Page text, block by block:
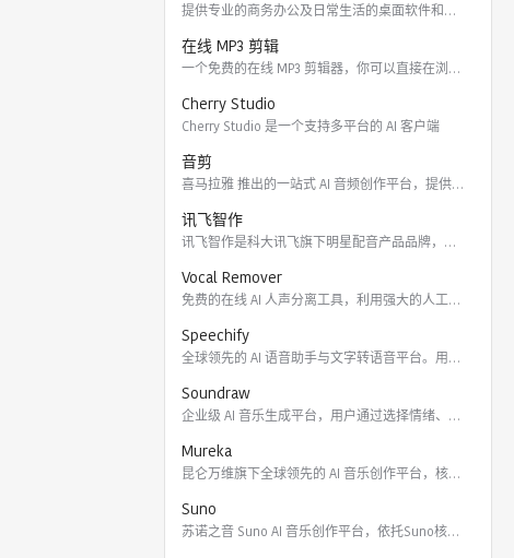
提供专业的商务办公及日常生活的桌面软件和在线应用。 软件涵盖
在线 MP3 剪辑
一个免费的在线 MP3 剪辑器，你可以直接在浏览器里剪切，裁
Cherry Studio
Cherry Studio 是一个支持多平台的 AI 客户端
音剪
喜马拉雅 推出的一站式 AI 音频创作平台，提供云端协作、3
讯飞智作
讯飞智作是科大讯飞旗下明星配音产品品牌，提供合成配音软件、真
Vocal Remover
免费的在线 AI 人声分离工具，利用强大的人工智能算法将歌曲
Speechify
全球领先的 AI 语音助手与文字转语音平台。用户可通过 Ch
Soundraw
企业级 AI 音乐生成平台，用户通过选择情绪、流派、乐器及长
Mureka
昆仑万维旗下全球领先的 AI 音乐创作平台，核心模型包括全球
Suno
苏诺之音 Suno AI 音乐创作平台，依托Suno核心模型